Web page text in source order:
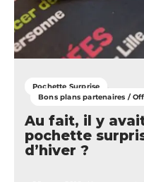
Pochette Surprise
Bons plans partenaires /
Au fait, il y
pochette
d’hiver ?